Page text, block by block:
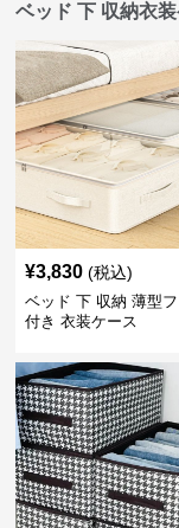
ベッド 下 収納衣
¥3,830 (税込)
ベッド 下 収納 薄型
付き 衣装ケース